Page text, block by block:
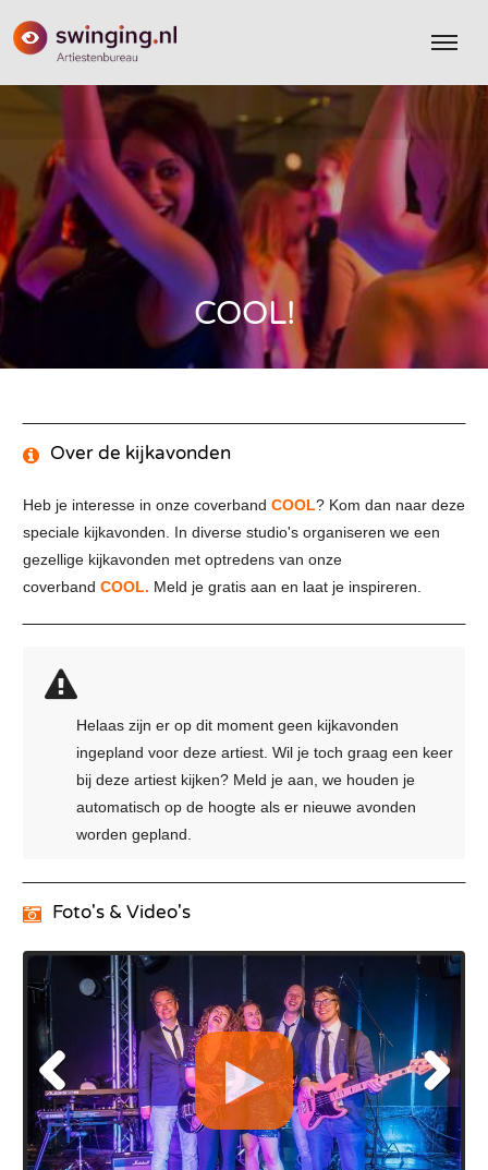
COOL!
Over de kijkavonden
Heb je interesse in onze coverband COOL? Kom dan naar deze
speciale kijkavonden. In diverse studio's organiseren we een
gezellige kijkavonden met optredens van onze
coverband COOL. Meld je gratis aan en laat je inspireren.
Helaas zijn er op dit moment geen kijkavonden
ingepland voor deze artiest. Wil je toch graag een keer
bij deze artiest kijken? Meld je aan, we houden je
automatisch op de hoogte als er nieuwe avonden
worden gepland.
Foto's & Video's